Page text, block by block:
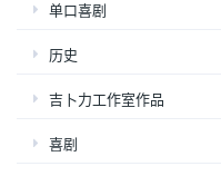
单口喜剧
历史
吉卜力工作室作品
喜剧